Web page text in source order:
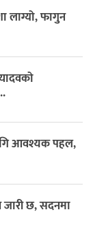
लाग्यो, फागुन
आवश्यक पहल,
जारी छ, सदनमा